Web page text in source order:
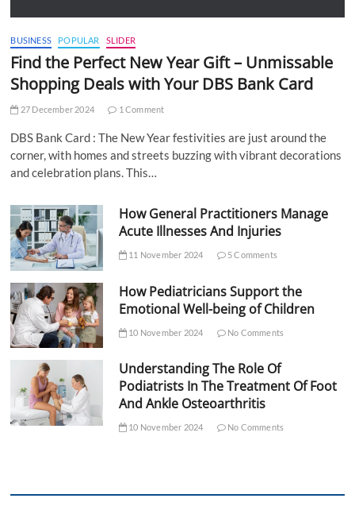
BUSINESS POPULAR SLIDER
Find the Perfect New Year Gift – Unmissable
Shopping Deals with Your DBS Bank Card
27 December 2024 1 Comment
DBS Bank Card : The New Year festivities are just around the
corner, with homes and streets buzzing with vibrant decorations
and celebration plans. This…
How General Practitioners Manage
Acute Illnesses And Injuries
11 November 2024 5 Comments
How Pediatricians Support the
Emotional Well-being of Children
10 November 2024 No Comments
Understanding The Role Of
Podiatrists In The Treatment Of Foot
And Ankle Osteoarthritis
10 November 2024 No Comments